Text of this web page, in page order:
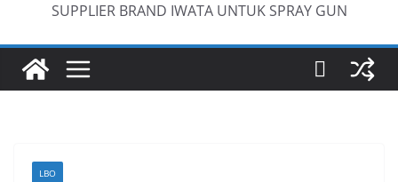
SUPPLIER BRAND IWATA UNTUK SPRAY GUN
LBO